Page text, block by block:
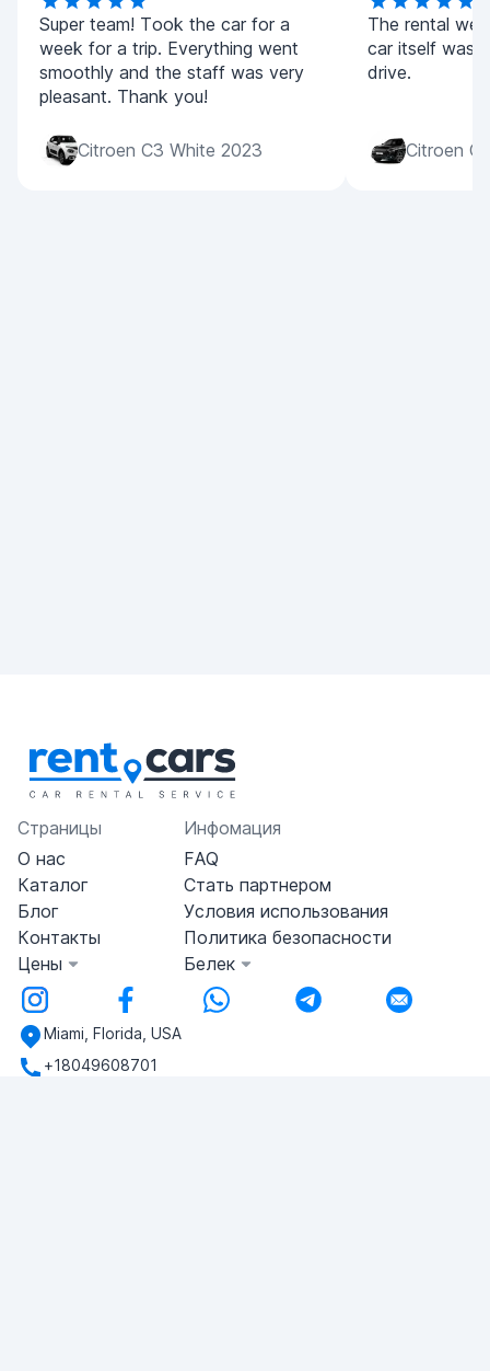
Super team! Took the car for a
week for a trip. Everything went
smoothly and the staff was very
pleasant. Thank you!
Citroen C3 White 2023
The rental
car itself was
drive.
Citroen
Страницы
О нас
Каталог
Блог
Контакты
Цены
Инфомация
FAQ
Стать партнером
Условия использования
Политика безопасности
Белек
Miami, Florida, USA
+18049608701